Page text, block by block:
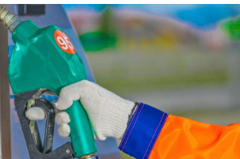
чиглэлд анхаарч байна.
2000 тонн дизель түлш орж
ачих ажиллагаа хийгдэж
Аж үйлдвэр, эрдэс баялгийн яамнаас